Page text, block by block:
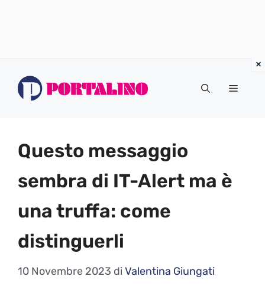
Menu
Questo messaggio
sembra di IT-Alert ma è
una truffa: come
distinguerli
10 Novembre 2023 di Valentina Giungati